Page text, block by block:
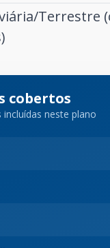
Terrestre
cobertos
incluídas neste plano